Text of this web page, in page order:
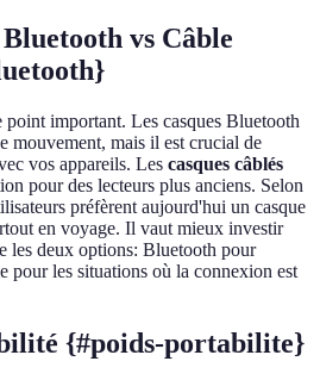
vs Câble
important. Les casques Bluetooth
mouvement, mais il est crucial de
vos appareils. Les casques câblés
pour des lecteurs plus anciens. Selon
préfèrent aujourd'hui un casque
en voyage. Il vaut mieux investir
les deux options: Bluetooth pour
pour les situations où la connexion est
{#poids-portabilite}